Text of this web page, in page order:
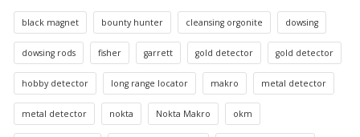
black magnet bounty hunter cleansing orgonite dowsing
dowsing rods fisher garrett gold detector gold detector
hobby detector long range locator makro metal detector
metal detector nokta Nokta Makro okm